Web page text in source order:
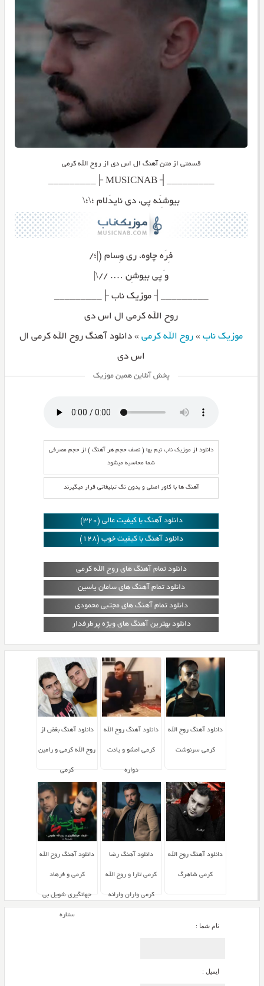
قسمتی از متن آهنگ ال اس دی از روح الله کرمی
_________┤ MUSICNAB ├_________
بیوشِنَه پی، دی نایدَلام ؛\؛\
فِرَه چاوه، ری وِسام (|؛/
و َپی بیوشِن …. //\|
_________┤ موزیک ناب ├_________
روح الله کرمی ال اس دی
موزیک ناب» روح الله کرمی» دانلود آهنگ روح الله کرمی ال
اس دی
پخش آنلاین همین موزیک
دانلود از موزیک ناب نیم بها ( نصف حجم هر آهنگ ) از حجم مصرفی
شما محاسبه میشود
آهنگ ها با کاور اصلی و بدون تگ تبلیغاتی قرار میگیرند
دانلود آهنگ با کیفیت عالی (320)
دانلود آهنگ با کیفیت خوب (128)
دانلود تمام آهنگ های روح الله کرمی
دانلود تمام آهنگ های سامان یاسین
دانلود تمام آهنگ های مجتبی محمودی
دانلود بهترین آهنگ های ویژه پرطرفدار
دانلود آهنگ روح الله
کرمی سرنوشت
دانلود آهنگ روح الله
کرمی امشو و یادت
دواره
دانلود آهنگ بغض از
روح الله کرمی و رامین
کرمی
دانلود آهنگ روح الله
کرمی شاهرگ
دانلود آهنگ رضا
کرمی تارا و روح الله
کرمی واران وارانه
دانلود آهنگ روح الله
کرمی و فرهاد
جهانگیری شویل بی
ستاره
نام شما :
ایمیل :